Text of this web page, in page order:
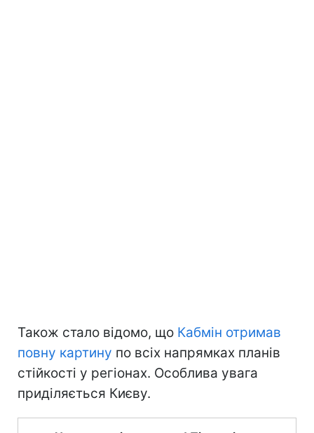
Також стало відомо, що Кабмін отримав
повну картину по всіх напрямках планів
стійкості у регіонах. Особлива увага
приділяється Києву.